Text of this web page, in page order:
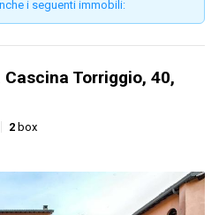
i seguenti immobili:
Torriggio, 40,
2 box